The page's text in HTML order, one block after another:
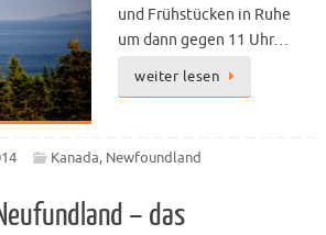
und Frühstücken in Ruhe
um dann gegen 11 Uhr…
weiter lesen
Kanada, Newfoundland
– das